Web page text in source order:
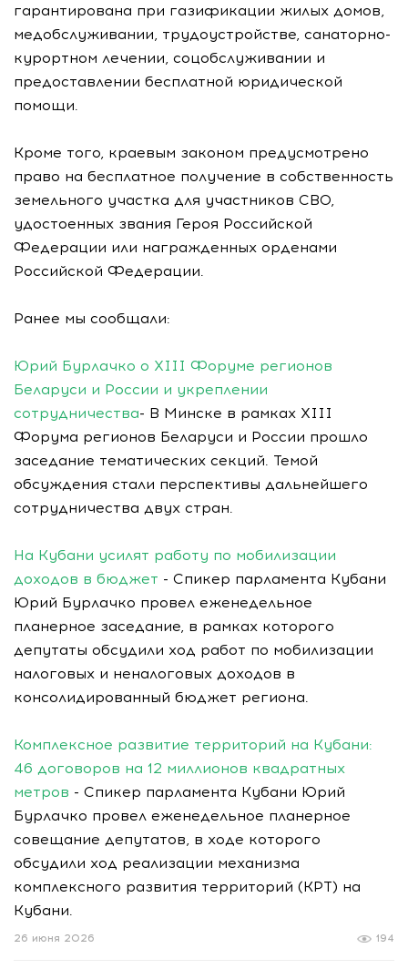
гарантирована при газификации жилых домов,
медобслуживании, трудоустройстве, санаторно-
курортном лечении, соцобслуживании и
предоставлении бесплатной юридической
помощи.
Кроме того, краевым законом предусмотрено
право на бесплатное получение в собственность
земельного участка для участников СВО,
удостоенных звания Героя Российской
Федерации или награжденных орденами
Российской Федерации.
Ранее мы сообщали:
Юрий Бурлачко о XIII Форуме регионов
Беларуси и России и укреплении
сотрудничества- В Минске в рамках XIII
Форума регионов Беларуси и России прошло
заседание тематических секций. Темой
обсуждения стали перспективы дальнейшего
сотрудничества двух стран.
На Кубани усилят работу по мобилизации
доходов в бюджет - Спикер парламента Кубани
Юрий Бурлачко провел еженедельное
планерное заседание, в рамках которого
депутаты обсудили ход работ по мобилизации
налоговых и неналоговых доходов в
консолидированный бюджет региона.
Комплексное развитие территорий на Кубани:
46 договоров на 12 миллионов квадратных
метров - Спикер парламента Кубани Юрий
Бурлачко провел еженедельное планерное
совещание депутатов, в ходе которого
обсудили ход реализации механизма
комплексного развития территорий (КРТ) на
Кубани.
194
26 июня 2026